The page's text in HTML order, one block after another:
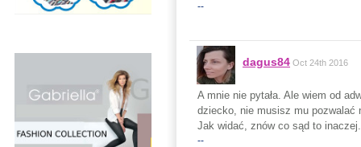
--
dagus84 Oct 24th 2016
A mnie nie pytała. Ale wiem od
dziecko, nie musisz mu pozwalać
Jak widać, znów co sąd to inaczej.
--